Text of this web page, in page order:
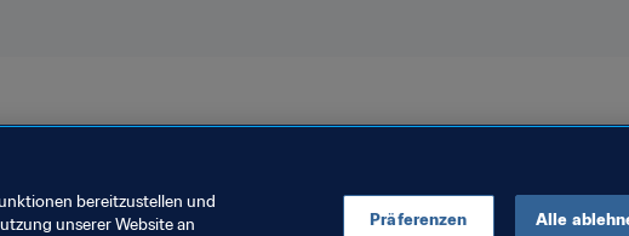
bereitzustellen und
unserer Website an
Präferenzen Alle